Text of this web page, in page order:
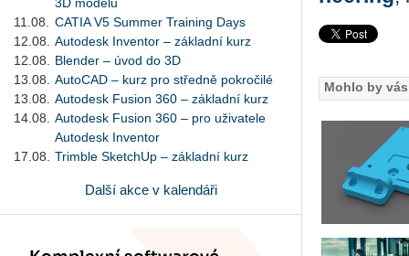
11.08.
CATIA V5 Summer Training Days
12.08.
Autodesk Inventor – základní kurz
12.08.
Blender – úvod do 3D
13.08.
AutoCAD – kurz pro středně pokročilé
13.08.
Autodesk Fusion 360 – základní kurz
14.08.
Autodesk Fusion 360 – pro uživatele
Autodesk Inventor
17.08.
Trimble SketchUp – základní kurz
Další akce v kalendáři
Mohlo by